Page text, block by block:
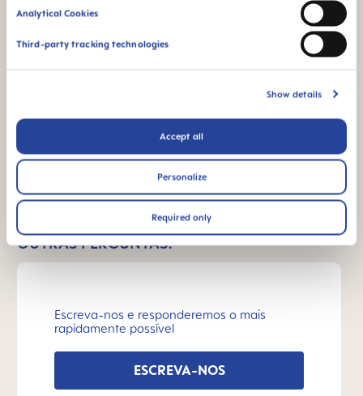
Analytical Cookies
Third-party tracking technologies
Show details
Accept all
Personalize
Required only
Todos os produtos da
MAM são feitos com
materiais livres de
BPA e BPS.
Porquê eliminar o BPA e o BPS?
OUTRAS PERGUNTAS?
Escreva-nos e responderemos o mais
rapidamente possível
ESCREVA-NOS